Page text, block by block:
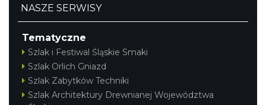
NASZE SERWISY
Tematyczne
Szlak i Festiwal Śląskie Smaki
Szlak Orlich Gniazd
Szlak Zabytków Techniki
Szlak Architektury Drewnianej Województwa